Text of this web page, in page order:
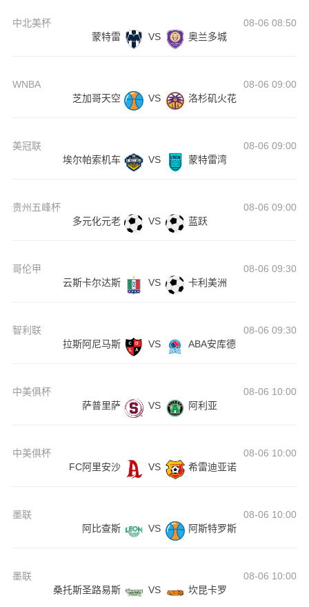
中北美杯
08-06 08:50
蒙特雷
VS 奥兰多城
WNBA
08-06 09:00
芝加哥天空
VS 洛杉矶火花
美冠联
08-06 09:00
埃尔帕索机车
VS 蒙特雷湾
贵州五峰杯
08-06 09:00
多元化元老
VS 蓝跃
哥伦甲
08-06 09:30
云斯卡尔达斯
VS 卡利美洲
智利联
08-06 09:30
拉斯阿尼马斯
VS ABA安库德
中美俱杯
08-06 10:00
萨普里萨
VS 阿利亚
中美俱杯
08-06 10:00
FC阿里安沙
VS 希雷迪亚诺
墨联
08-06 10:00
阿比查斯
VS 阿斯特罗斯
墨联
08-06 10:00
桑托斯圣路易斯
VS 坎昆卡罗